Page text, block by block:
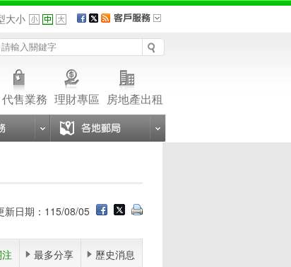
大小
代售業務 理財專區 房地產出租
新日期：115/08/05
最多分享 歷史消息